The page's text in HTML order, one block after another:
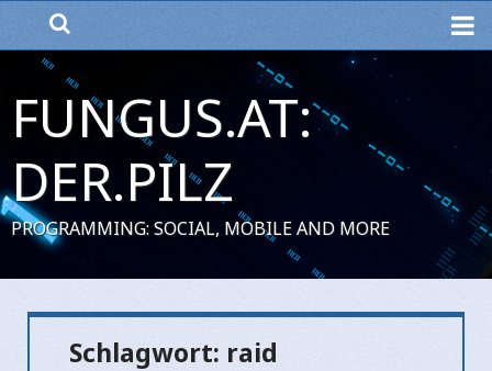
FUNGUS.AT:
DER.PILZ
PROGRAMMING: SOCIAL, MOBILE AND MORE
Schlagwort: raid